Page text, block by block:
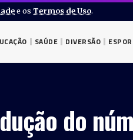
e os Termos de Uso.
SAÚDE DIVERSÃO
do